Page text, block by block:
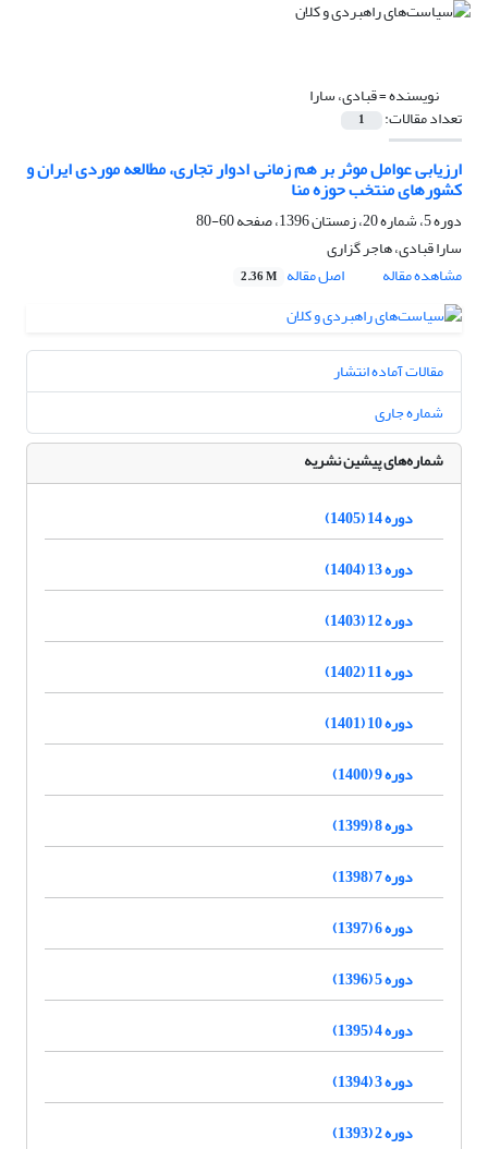
نویسنده =قبادی، سارا
تعداد مقالات: 1
ارزیابی عوامل موثر بر هم زمانی ادوار تجاری، مطالعه موردی ایران و
کشورهای منتخب حوزه منا
دوره 5، شماره 20، زمستان 1396، صفحه
60-80
سارا قبادی، هاجر گزاری
مشاهده مقاله
اصل مقاله 2.36 M
مقالات آماده انتشار
شماره جاری
شماره‌های پیشین نشریه
دوره 14 (1405)
دوره 13 (1404)
دوره 12 (1403)
دوره 11 (1402)
دوره 10 (1401)
دوره 9 (1400)
دوره 8 (1399)
دوره 7 (1398)
دوره 6 (1397)
دوره 5 (1396)
دوره 4 (1395)
دوره 3 (1394)
دوره 2 (1393)